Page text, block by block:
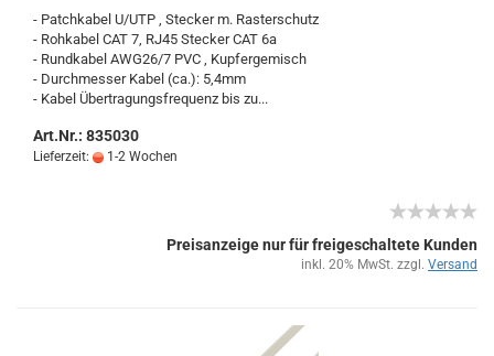
- Patch­ka­bel U/UTP , Ste­cker m. Ras­ter­schutz
- Roh­ka­bel CAT 7, RJ45 Ste­cker CAT 6a
- Rund­ka­bel AWG26/7 PVC , Kup­fer­ge­misch
- Durch­mes­ser Kabel (ca.): 5,4mm
- Kabel Über­tra­gungs­fre­quenz bis zu...
Art.Nr.: 835030
Lieferzeit: 1-2 Wochen
Preisanzeige nur für freigeschaltete Kunden
inkl. 20% MwSt. zzgl. Versand